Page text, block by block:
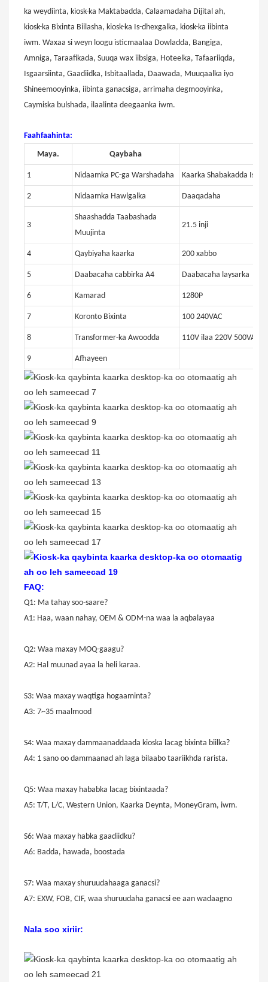
ka weydiinta, kiosk-ka Maktabadda, Calaamadaha Dijital ah,
kiosk-ka Bixinta Biilasha, kiosk-ka Is-dhexgalka, kiosk-ka iibinta
iwm. Waxaa si weyn loogu isticmaalaa Dowladda, Bangiga,
Amniga, Taraafikada, Suuqa wax iibsiga, Hoteelka, Tafaariiqda,
Isgaarsiinta, Gaadiidka, Isbitaallada, Daawada, Muuqaalka iyo
Shineemooyinka, iibinta ganacsiga, arrimaha degmooyinka,
Caymiska bulshada, ilaalinta deegaanka iwm.
Faahfaahinta:
Maya. Qaybaha
1 Nidaamka PC-ga Warshadaha Kaarka Shabakadda
2 Nidaamka Hawlgalka Daaqadaha
3
Shaashadda Taabashada
Muujinta
21.5 inji
4 Qaybiyaha kaarka 200 xabbo
5 Daabacaha cabbirka A4 Daabacaha laysarka
6 Kamarad 1280P
7 Koronto Bixinta 100 240VAC
8 Transformer-ka Awoodda 110V ilaa 220V 500VA
9 Afhayeen
FAQ:
Q1: Ma tahay soo-saare?
A1: Haa, waan nahay, OEM & ODM-na waa la aqbalayaa
Q2: Waa maxay MOQ-gaagu?
A2: Hal muunad ayaa la heli karaa.
S3: Waa maxay waqtiga hogaaminta?
A3: 7~35 maalmood
S4: Waa maxay dammaanaddaada kioska lacag bixinta biilka?
A4: 1 sano oo dammaanad ah laga bilaabo taariikhda rarista.
Q5: Waa maxay hababka lacag bixintaada?
A5: T/T, L/C, Western Union, Kaarka Deynta, MoneyGram, iwm.
S6: Waa maxay habka gaadiidku?
A6: Badda, hawada, boostada
S7: Waa maxay shuruudahaaga ganacsi?
A7: EXW, FOB, CIF, waa shuruudaha ganacsi ee aan wadaagno
Nala soo xiriir: